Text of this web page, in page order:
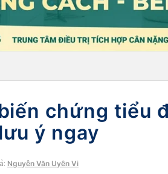
chứng tiểu
ý ngay
Nguyễn Văn Uyên Vi